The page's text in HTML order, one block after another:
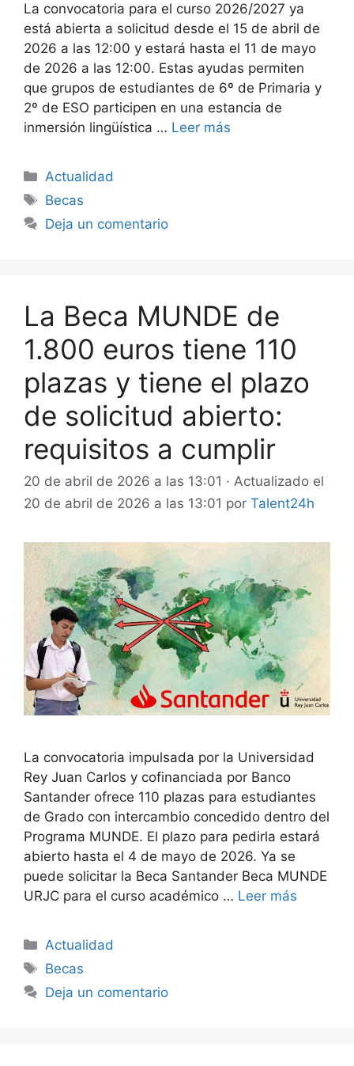
La convocatoria para el curso 2026/2027 ya
está abierta a solicitud desde el 15 de abril de
2026 a las 12:00 y estará hasta el 11 de mayo
de 2026 a las 12:00. Estas ayudas permiten
que grupos de estudiantes de 6º de Primaria y
2º de ESO participen en una estancia de
inmersión lingüística … Leer más
Categorías
Actualidad
Etiquetas
Becas
Deja un comentario
La Beca MUNDE de
1.800 euros tiene 110
plazas y tiene el plazo
de solicitud abierto:
requisitos a cumplir
20 de abril de 2026 a las 13:01 · Actualizado el
20 de abril de 2026 a las 13:01 por Talent24h
La convocatoria impulsada por la Universidad
Rey Juan Carlos y cofinanciada por Banco
Santander ofrece 110 plazas para estudiantes
de Grado con intercambio concedido dentro del
Programa MUNDE. El plazo para pedirla estará
abierto hasta el 4 de mayo de 2026. Ya se
puede solicitar la Beca Santander Beca MUNDE
URJC para el curso académico … Leer más
Categorías
Actualidad
Etiquetas
Becas
Deja un comentario